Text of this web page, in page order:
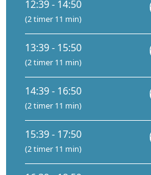
12:39 - 14:50
(2 timer 11 min)
13:39 - 15:50
(2 timer 11 min)
14:39 - 16:50
(2 timer 11 min)
15:39 - 17:50
(2 timer 11 min)